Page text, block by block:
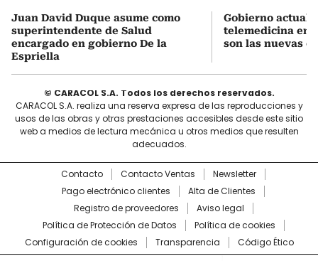
Juan David Duque asume como
superintendente de Salud
encargado en gobierno De la
Espriella
Gobierno
telemedicina en
son las nuevas
© CARACOL S.A. Todos los derechos reservados.
CARACOL S.A. realiza una reserva expresa de las reproducciones y
usos de las obras y otras prestaciones accesibles desde este sitio
web a medios de lectura mecánica u otros medios que resulten
adecuados.
Contacto Contacto Ventas
Newsletter
Pago electrónico clientes
Alta de Clientes
Registro de proveedores
Aviso legal
Política de Protección de Datos
Política de cookies
Configuración de cookies
Transparencia Código Ético